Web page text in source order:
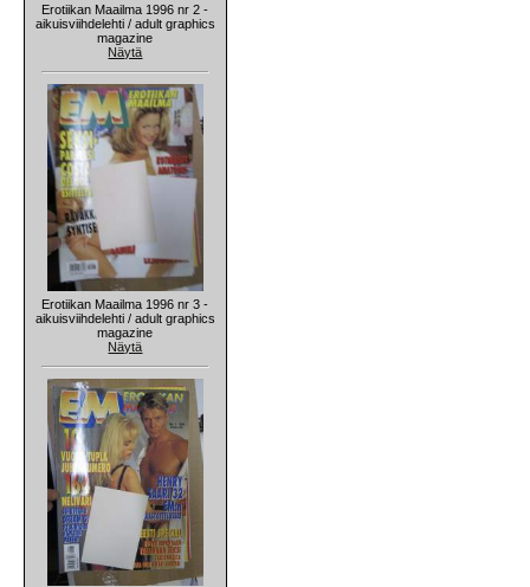
Erotiikan Maailma 1996 nr 2 -
aikuisviihdelehti / adult graphics
magazine
Näytä
Erotiikan Maailma 1996 nr 3 -
aikuisviihdelehti / adult graphics
magazine
Näytä